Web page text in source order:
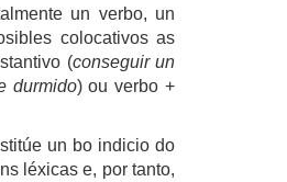
un verbo, un
colocativos as
(conseguir un
durmido) ou verbo +
un bo indicio do
léxicas e, por tanto,